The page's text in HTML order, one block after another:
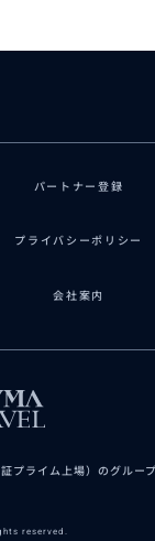
パートナー登録
プライバシーポリシー
会社案内
プライム上場）のグループ
reserved.